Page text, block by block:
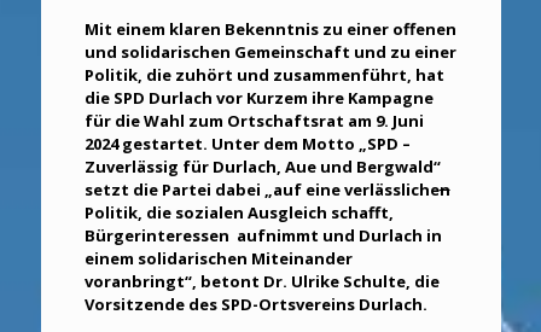
Mit einem klaren Bekenntnis zu einer offenen
und solidarischen Gemeinschaft und zu einer
Politik, die zuhört und zusammenführt, hat
die SPD Durlach vor Kurzem ihre Kampagne
für die Wahl zum Ortschaftsrat am 9. Juni
2024 gestartet. Unter dem Motto „SPD –
Zuverlässig für Durlach, Aue und Bergwald“
setzt die Partei dabei „auf eine verlässlichen
Politik, die sozialen Ausgleich schafft,
Bürgerinteressen aufnimmt und Durlach in
einem solidarischen Miteinander
voranbringt“, betont Dr. Ulrike Schulte, die
Vorsitzende des SPD-Ortsvereins Durlach.